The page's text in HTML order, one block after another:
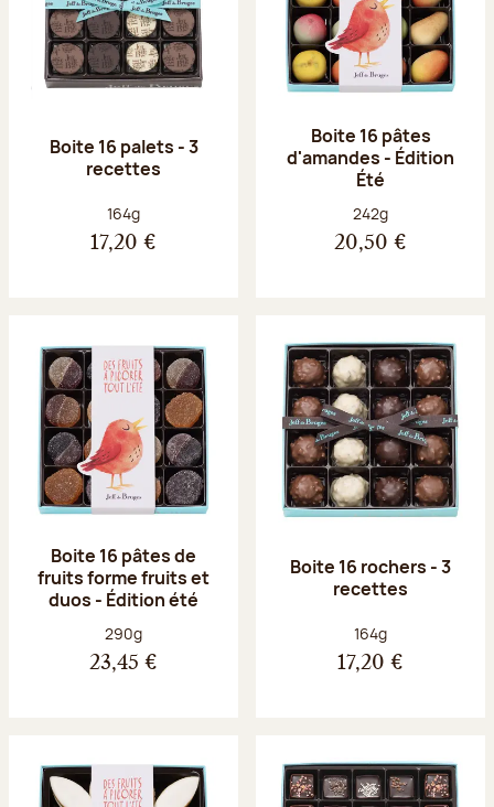
Boite 16 palets - 3
recettes
Poids net :
164g
17,20 €
Boite 16 pâtes
d'amandes - Édition
Été
Poids net :
242g
20,50 €
Boite 16 pâtes de
fruits forme fruits et
duos - Édition été
Poids net :
290g
23,45 €
Boite 16 rochers - 3
recettes
Poids net :
164g
17,20 €